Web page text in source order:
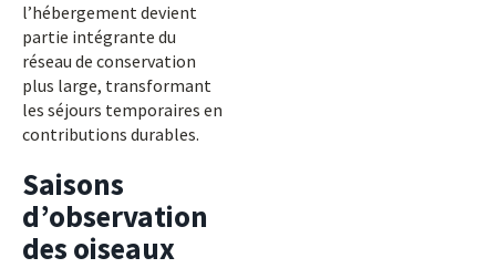
l’hébergement devient
partie intégrante du
réseau de conservation
plus large, transformant
les séjours temporaires en
contributions durables.
Saisons
d’observation
des oiseaux